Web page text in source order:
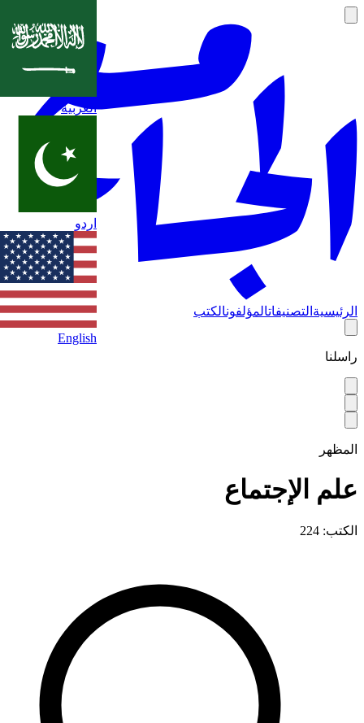
الرئيسية التصنيفاتالمؤلفونالكتب
راسلنا
العربية
اردو
English
المظهر
علم الإجتماع
الكتب: 224